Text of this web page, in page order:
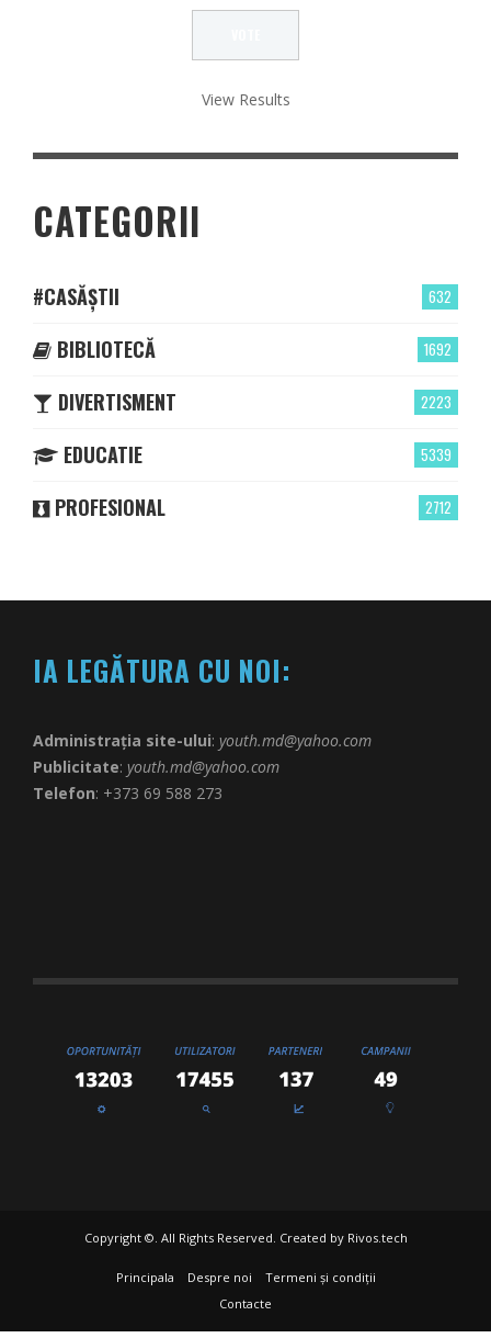
View Results
CATEGORII
632
#CASĂȘTII
1692
BIBLIOTECĂ
2223
DIVERTISMENT
5339
EDUCATIE
2712
PROFESIONAL
IA LEGĂTURA CU NOI:
Administrația site-ului: youth.md@yahoo.com
Publicitate: youth.md@yahoo.com
Telefon: +373 69 588 273
Copyright ©. All Rights Reserved. Created by Rivos.tech
Principala Despre noi
Termeni și condiții
Contacte